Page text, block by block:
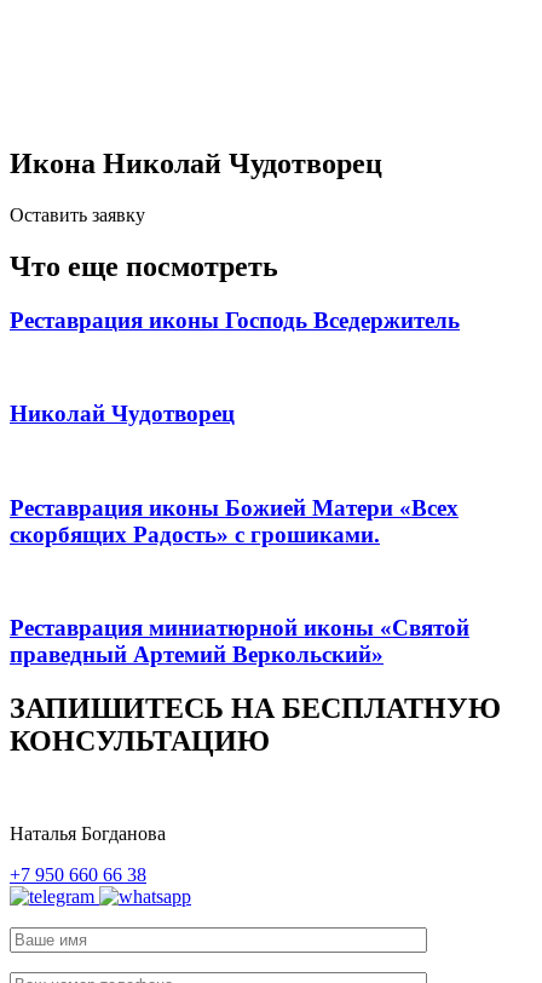
Икона Николай Чудотворец
Оставить заявку
Что еще посмотреть
Реставрация иконы Господь Вседержитель
Николай Чудотворец
Реставрация иконы Божией Матери «Всех
скорбящих Радость» с грошиками.
Реставрация миниатюрной иконы «Святой
праведный Артемий Веркольский»
ЗАПИШИТЕСЬ НА БЕСПЛАТНУЮ
КОНСУЛЬТАЦИЮ
Наталья Богданова
+7 950 660 66 38